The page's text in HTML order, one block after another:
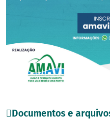
Documentos e